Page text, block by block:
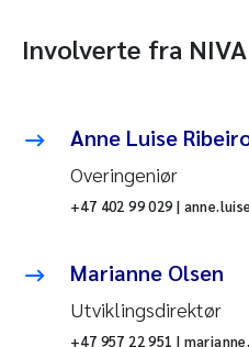
Involverte fra
Anne Luise
Overingeniør
+47 402 99 029 |
Marianne Olsen
Utviklingsdirektør
+47 957 22 951 |